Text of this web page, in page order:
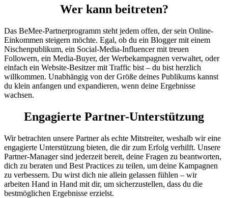
Wer kann beitreten?
Das BeMee-Partnerprogramm steht jedem offen, der sein Online-
Einkommen steigern möchte. Egal, ob du ein Blogger mit einem
Nischenpublikum, ein Social-Media-Influencer mit treuen
Followern, ein Media-Buyer, der Werbekampagnen verwaltet, oder
einfach ein Website-Besitzer mit Traffic bist – du bist herzlich
willkommen. Unabhängig von der Größe deines Publikums kannst
du klein anfangen und expandieren, wenn deine Ergebnisse
wachsen.
Engagierte Partner-Unterstützung
Wir betrachten unsere Partner als echte Mitstreiter, weshalb wir eine
engagierte Unterstützung bieten, die dir zum Erfolg verhilft. Unsere
Partner-Manager sind jederzeit bereit, deine Fragen zu beantworten,
dich zu beraten und Best Practices zu teilen, um deine Kampagnen
zu verbessern. Du wirst dich nie allein gelassen fühlen – wir
arbeiten Hand in Hand mit dir, um sicherzustellen, dass du die
bestmöglichen Ergebnisse erzielst.